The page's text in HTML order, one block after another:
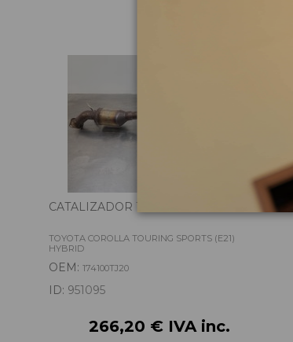
CATALIZADOR 174100TJ20
TOYOTA COROLLA TOURING SPORTS (E21)
HYBRID
OEM: 174100TJ20
ID: 951095
266,20 € IVA inc.